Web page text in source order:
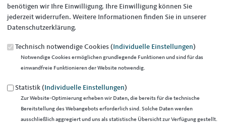
26.03.2024
Stofftaschen-Bemalen, frischen Waffeln, einem Ballonkünstler und
vielem Weiterem mehr laden Marc Speicher und die CDU alle
Saarlouiserinnnen und Saarlouiser am Samstag, 30. März, von 13.30
Uhr bis 16.00 Uhr in den Thelengarten nach Roden ein. Marc Speicher:
benötigen wir Ihre Einwilligung. Ihre Einwilligung können Sie
jederzeit widerrufen. Weitere Informationen finden Sie in unserer
Datenschutzerklärung.
Technisch notwendige Cookies ( Individuelle Einstellungen)
Notwendige Cookies ermöglichen grundlegende Funktionen und sind für das
einwandfreie Funktionieren der Website notwendig.
Statistik ( Individuelle Einstellungen)
Zur Website-Optimierung erheben wir Daten, die bereits für die technische
Bereitstellung des Webangebots erforderlich sind. Solche Daten werden
ausschließlich aggregiert und uns als statistische Übersicht zur Verfügung gestellt.